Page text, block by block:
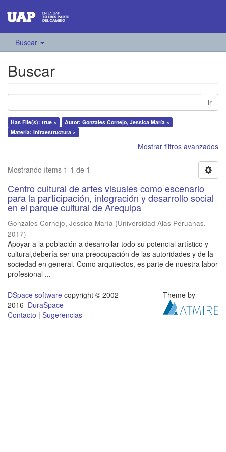
Buscar
Buscar
Ir
Has File(s): true ×
Autor: Gonzales Cornejo, Jessica María ×
Materia: Infraestructura ×
Mostrar filtros avanzados
Mostrando ítems 1-1 de 1
Centro cultural de artes visuales como escenario
para la participación, integración y desarrollo social
en el parque cultural de Arequipa
Gonzales Cornejo, Jessica María (Universidad Alas Peruanas,
2017)
Apoyar a la población a desarrollar todo su potencial artístico y
cultural,debería ser una preocupación de las autoridades y de la
sociedad en general. Como arquitectos, es parte de nuestra labor
profesional ...
DSpace software copyright © 2002-
2016 DuraSpace
Contacto | Sugerencias
Theme by